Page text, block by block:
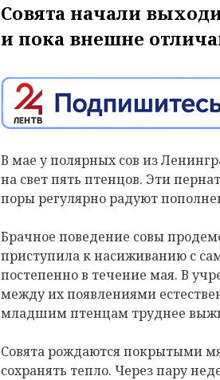
Совята начали
и пока внешне
В мае у полярных сов из
на свет пять птенцов. Эти
поры регулярно радуют
Брачное поведение совы
приступила к насиживанию с
постепенно в течение мая. В
между их появлениями
младшим птенцам труднее
Совята рождаютсяпокрытыми
сохранять тепло. Через пару